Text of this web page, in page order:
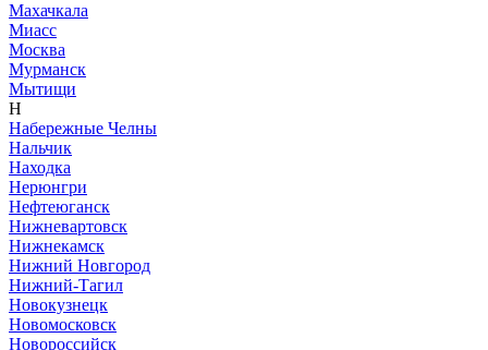
Махачкала
Миасс
Москва
Мурманск
Мытищи
Н
Набережные Челны
Нальчик
Находка
Нерюнгри
Нефтеюганск
Нижневартовск
Нижнекамск
Нижний Новгород
Нижний-Тагил
Новокузнецк
Новомосковск
Новороссийск